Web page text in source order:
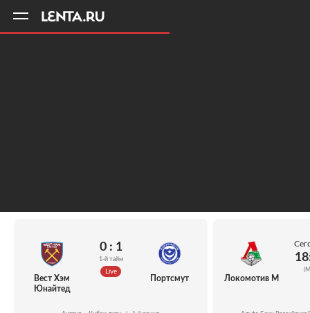
Вест Хэм
Юнайтед
0 : 1
1-й тайм
Live
Портсмут Локомотив М